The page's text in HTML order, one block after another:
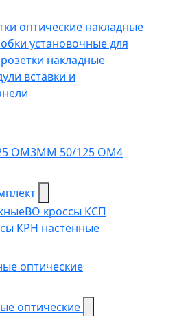
оптические накладные
установочные для
розетки накладные
вставки и
OM3MM 50/125 OM4
ВО кроссы КСП
КРН настенные
оптические
оптические